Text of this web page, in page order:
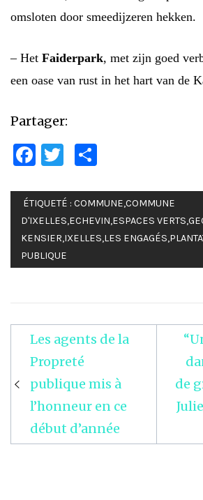
omsloten door smeedijzeren hekken.
– Het Faiderpark, met zijn goed
een oase van rust in het hart van de
Partager:
Facebook
Twitter
ÉTIQUETÉ : COMMUNE,COMMUNE
D'IXELLES,ECHEVIN,ESPACES VERTS,
KENSIER,IXELLES,LES ENGAGÉS,
PUBLIQUE
Navigation
de
l’article
Les agents de la
Propreté
publique mis à
l’honneur en ce
début d’année
de